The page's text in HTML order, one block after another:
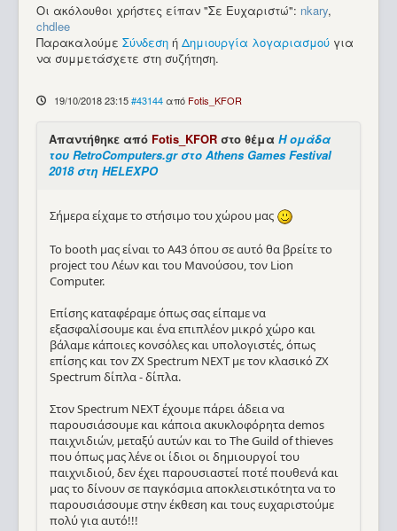
Οι ακόλουθοι χρήστες είπαν "Σε Ευχαριστώ": nkary,
chdlee
Παρακαλούμε Σύνδεση ή Δημιουργία λογαριασμού για
να συμμετάσχετε στη συζήτηση.
19/10/2018 23:15 #43144 από Fotis_KFOR
Απαντήθηκε από Fotis_KFOR στο θέμα Η ομάδα
του RetroComputers.gr στο Athens Games Festival
2018 στη HELEXPO
Σήμερα είχαμε το στήσιμο του χώρου μας
Το booth μας είναι το Α43 όπου σε αυτό θα βρείτε το
project του Λέων και του Μανούσου, τον Lion
Computer.
Επίσης καταφέραμε όπως σας είπαμε να
εξασφαλίσουμε και ένα επιπλέον μικρό χώρο και
βάλαμε κάποιες κονσόλες και υπολογιστές, όπως
επίσης και τον ZX Spectrum NEXT με τον κλασικό ZX
Spectrum δίπλα - δίπλα.
Στον Spectrum NEXT έχουμε πάρει άδεια να
παρουσιάσουμε και κάποια ακυκλοφόρητα demos
παιχνιδιών, μεταξύ αυτών και το The Guild of thieves
που όπως μας λένε οι ίδιοι οι δημιουργοί του
παιχνιδιού, δεν έχει παρουσιαστεί ποτέ πουθενά και
μας το δίνουν σε παγκόσμια αποκλειστικότητα να το
παρουσιάσουμε στην έκθεση και τους ευχαριστούμε
πολύ για αυτό!!!